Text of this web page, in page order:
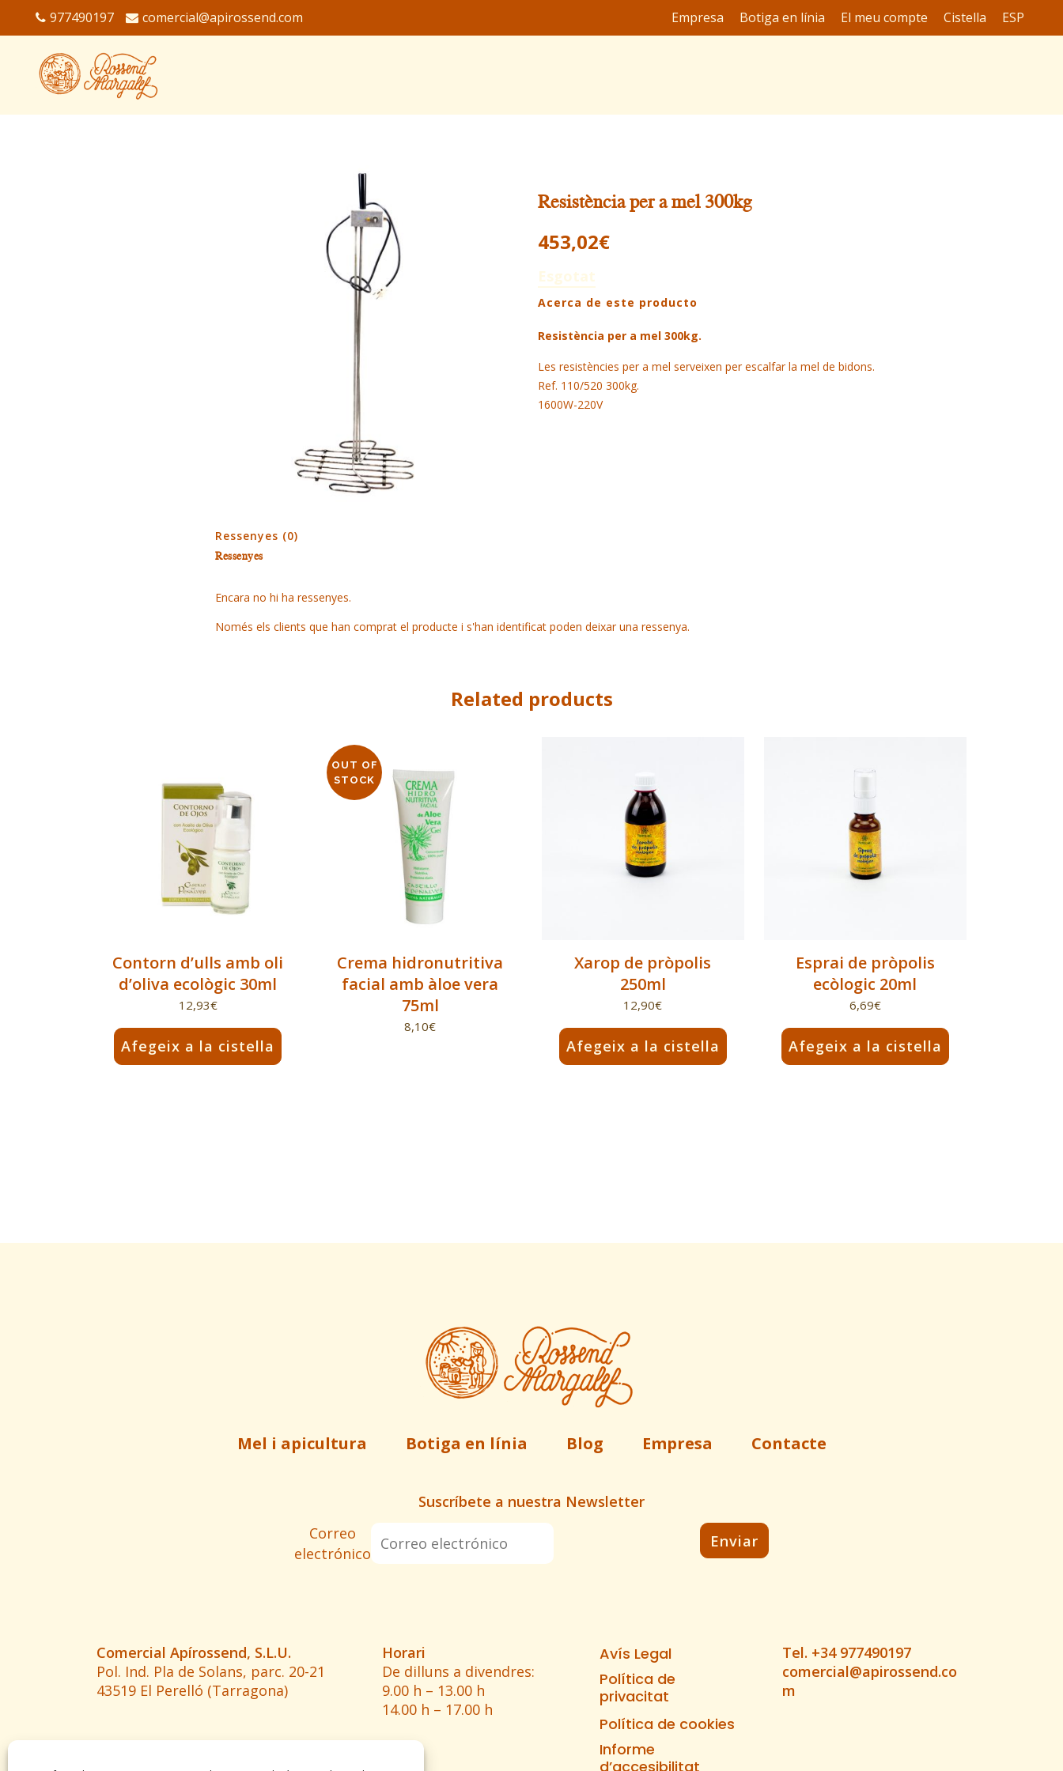
977490197 comercial@apirossend.com Empresa Botiga en línia El meu compte Cistella ESP
Resistència per a mel 300kg
453,02€
Esgotat
Acerca de este producto
Resistència per a mel 300kg.
Les resistències per a mel serveixen per escalfar la mel de bidons.
Ref. 110/520 300kg.
1600W-220V
Ressenyes (0)
Ressenyes
Encara no hi ha ressenyes.
Només els clients que han comprat el producte i s'han identificat poden deixar una ressenya.
Related products
Contorn d’ulls amb oli
d’oliva ecològic 30ml
12,93€
Afegeix a la cistella
Crema hidronutritiva
facial amb àloe vera
75ml
8,10€
OUT OF
STOCK
Xarop de pròpolis
250ml
12,90€
Afegeix a la cistella
Esprai de pròpolis
ecòlogic 20ml
6,69€
Afegeix a la cistella
Mel i apicultura Botiga en línia Blog Empresa Contacte
Suscríbete a nuestra Newsletter
Correo
electrónico
Comercial Apírossend, S.L.U.
Pol. Ind. Pla de Solans, parc. 20-21
43519 El Perelló (Tarragona)
Horari
De dilluns a divendres:
9.00 h – 13.00 h
14.00 h – 17.00 h
Avís Legal
Política de
privacitat
Política de cookies
Informe
d’accesibilitat
Tel. +34 977490197
comercial@apirossend.co
m